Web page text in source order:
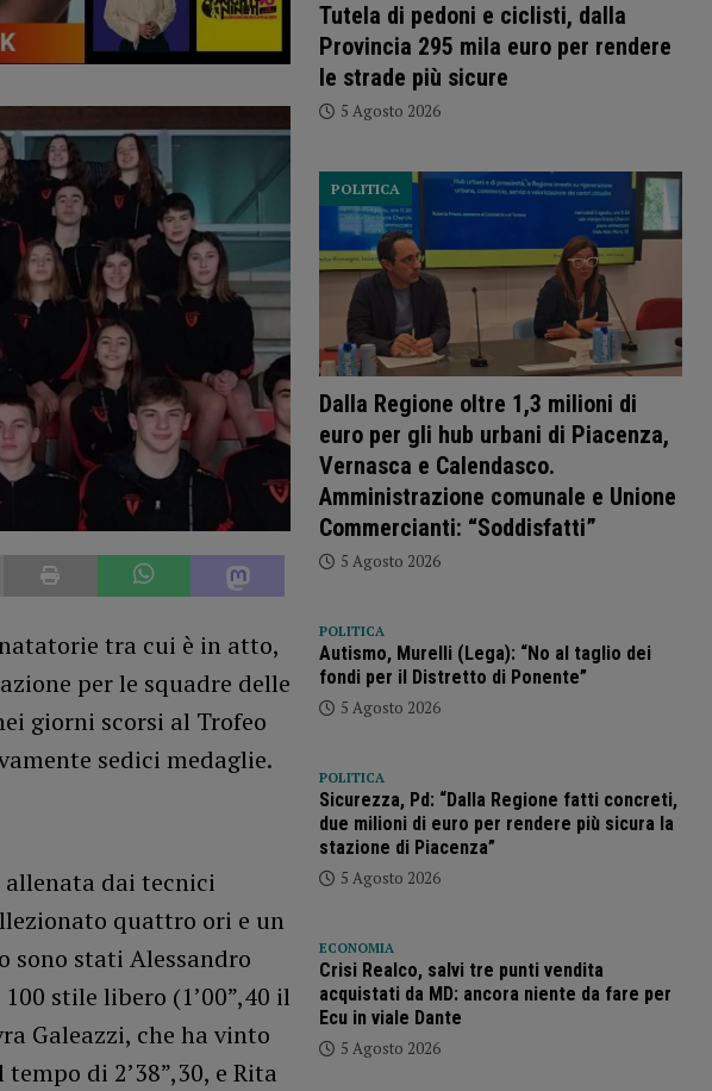
tra cui è in atto,
per le squadre delle
giorni scorsi al Trofeo
sedici medaglie.
dai tecnici
quattro ori e un
sono stati Alessandro
stile libero (1’00”,40 il
Galeazzi, che ha vinto
di 2’38”,30, e Rita
Tutela di pedoni e ciclisti, dalla
Provincia 295 mila euro per rendere
le strade più sicure
5 Agosto 2026
Dalla Regione oltre 1,3 milioni di
euro per gli hub urbani di Piacenza,
Vernasca e Calendasco.
Amministrazione comunale e Unione
Commercianti: “Soddisfatti”
POLITICA
5 Agosto 2026
POLITICA
Autismo, Murelli (Lega): “No al taglio dei
fondi per il Distretto di Ponente”
5 Agosto 2026
POLITICA
Sicurezza, Pd: “Dalla Regione fatti concreti,
due milioni di euro per rendere più sicura la
stazione di Piacenza”
5 Agosto 2026
ECONOMIA
Crisi Realco, salvi tre punti vendita
acquistati da MD: ancora niente da fare per
Ecu in viale Dante
5 Agosto 2026